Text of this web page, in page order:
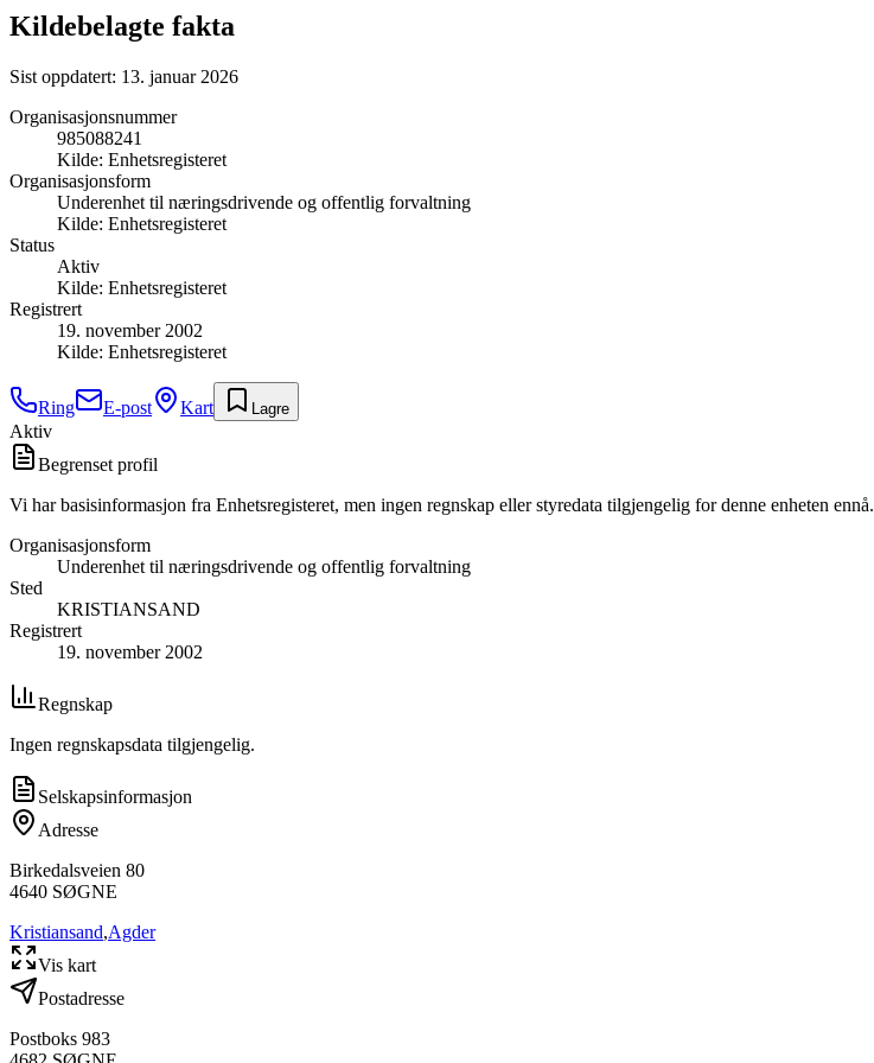
Kildebelagte fakta
Sist oppdatert: 13. januar 2026
Organisasjonsnummer
985088241
Kilde: Enhetsregisteret
Organisasjonsform
Underenhet til næringsdrivende og offentlig forvaltning
Kilde: Enhetsregisteret
Status
Aktiv
Kilde: Enhetsregisteret
Registrert
19. november 2002
Kilde: Enhetsregisteret
Ring E-post Kart Lagre
Aktiv
Begrenset profil
Vi har basisinformasjon fra Enhetsregisteret, men ingen regnskap eller styredata tilgjengelig for denne enheten ennå.
Organisasjonsform
Underenhet til næringsdrivende og offentlig forvaltning
Sted
KRISTIANSAND
Registrert
19. november 2002
Regnskap
Ingen regnskapsdata tilgjengelig.
Selskapsinformasjon
Adresse
Birkedalsveien 80
4640 SØGNE
Kristiansand,Agder
Vis kart
Postadresse
Postboks 983